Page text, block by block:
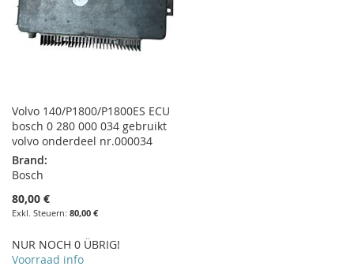
Volvo 140/P1800/P1800ES ECU
bosch 0 280 000 034 gebruikt
volvo onderdeel nr.000034
Brand:
Bosch
80,00 €
80,00 €
NUR NOCH 0 ÜBRIG!
Voorraad info